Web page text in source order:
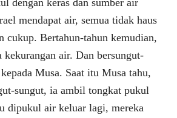
mendapat air, semua tidak haus
cukup. Bertahun-tahun kemudian,
air. Dan bersungut-
Musa. Saat itu Musa tahu,
sungut, ia ambil tongkat pukul
dipukul air keluar lagi, mereka